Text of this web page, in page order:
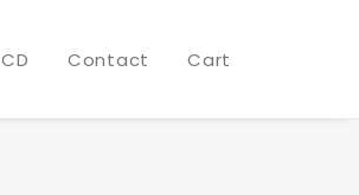
CD Contact Cart